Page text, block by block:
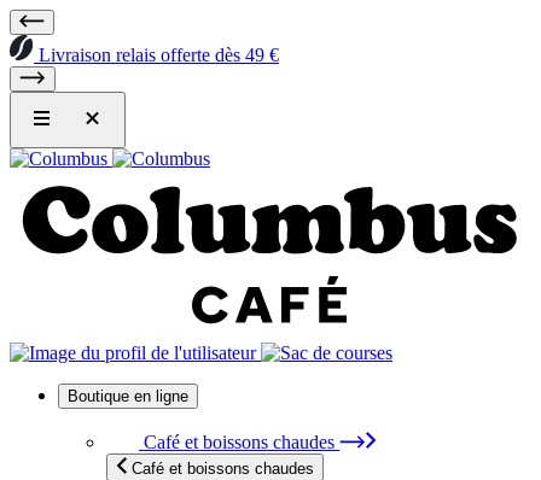
Livraison relais offerte dès 49 €
Boutique en ligne
Café et boissons chaudes
Café et boissons chaudes